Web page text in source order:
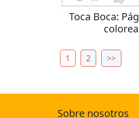
Toca Boca:
1 2 >>
Sobre nosotros